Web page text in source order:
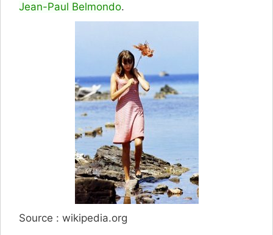
Jean-Paul Belmondo.
Source : wikipedia.org